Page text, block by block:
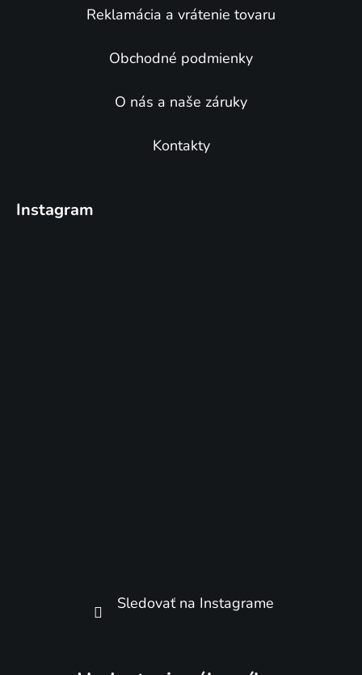
Reklamácia a vrátenie tovaru
Obchodné podmienky
O nás a naše záruky
Kontakty
Instagram
Sledovať na Instagrame